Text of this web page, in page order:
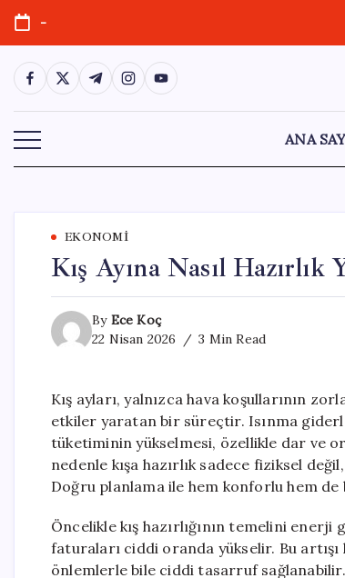
Skip
content
-
https://www.facebook.com/
https://twitter.com/
https://t.me/
https://www.instagram.com/
https://youtube.com/
ANA
EKONOMI
Kış Ayına Nasıl Hazırlık
By Ece Koç
22 Nisan 2026
3 Min Read
Kış ayları, yalnızca hava koşullarının
etkiler yaratan bir süreçtir. Isınma
tüketiminin yükselmesi, özellikle dar ve
nedenle kışa hazırlık sadece fiziksel
Doğru planlama ile hem konforlu hem
Öncelikle kış hazırlığının temelini
faturaları ciddi oranda yükselir. Bu
önlemlerle bile ciddi tasarruf